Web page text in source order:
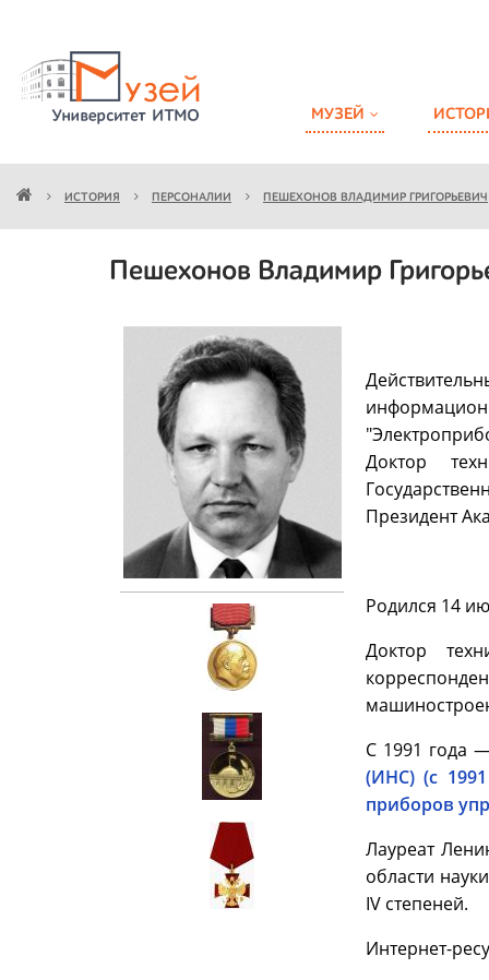
МУЗЕЙ
ИСТОРИЯ ПЕРСОНАЛИИ ПЕШЕХОНОВ ВЛАДИМИР ГРИГОРЬЕВИЧ
Пешехонов Владимир
Доктор
Президент
Родился 14
Доктор
С 1991 года
(ИНС) (с
приборов
Лауреат
области
IV степеней.
Интернет-